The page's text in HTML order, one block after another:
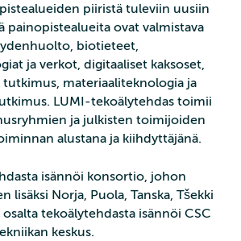
piiristä tuleviin uusiin
painopistealueita ovat valmistava
biotieteet,
ja verkot, digitaaliset kaksoset,
tutkimus, materiaaliteknologia ja
LUMI-tekoälytehdas toimii
ja julkisten toimijoiden
alustana ja kiihdyttäjänä.
isännöi konsortio, johon
lisäksi Norja, Puola, Tanska, Tšekki
tekoälytehdasta isännöi CSC
keskus.